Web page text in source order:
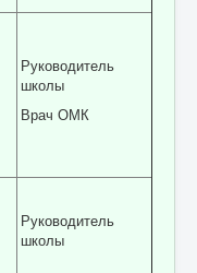
Руководитель
школы
Врач ОМК
Руководитель
школы